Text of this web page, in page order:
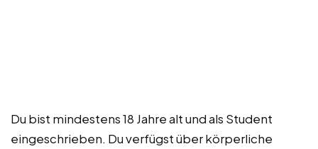
Du bist mindestens 18 Jahre alt und als Student
eingeschrieben. Du verfügst über körperliche